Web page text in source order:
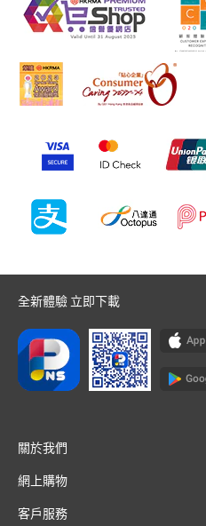
全新體驗 立即下載
關於我們
網上購物
客戶服務